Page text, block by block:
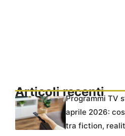
Articoli recenti
Programmi TV
aprile 2026:
tra fiction,